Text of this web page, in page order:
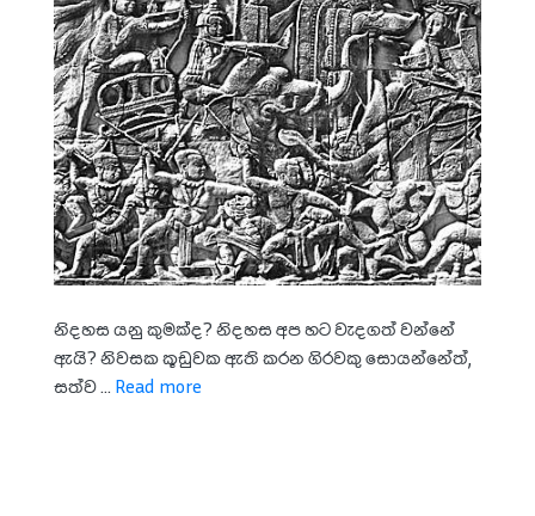
නිදහස යනු කුමක්ද? නිදහස අප හට වැදගත් වන්නේ
ඇයි? නිවසක කූඩුවක ඇති කරන ගිරවකු සොයන්නේත්,
සත්ව ... Read more